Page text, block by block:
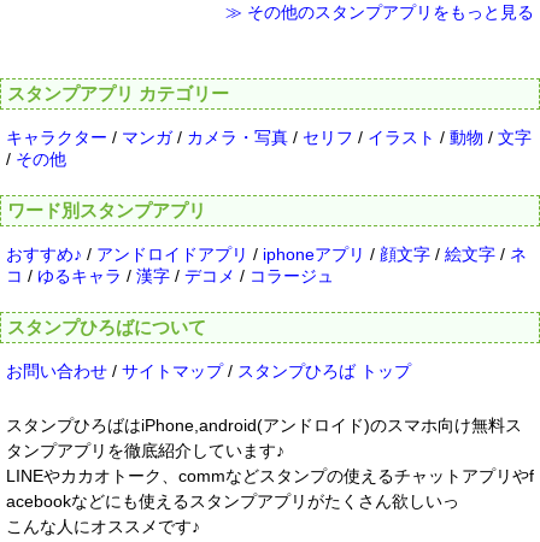
≫ その他のスタンプアプリをもっと見る
スタンプアプリ カテゴリー
キャラクター / マンガ/ カメラ・写真 / セリフ / イラスト / 動物 / 文字
/ その他
ワード別スタンプアプリ
おすすめ♪ / アンドロイドアプリ / iphoneアプリ / 顔文字 / 絵文字 / ネ
コ / ゆるキャラ / 漢字 / デコメ / コラージュ
スタンプひろばについて
お問い合わせ / サイトマップ/ スタンプひろば トップ
スタンプひろばはiPhone,android(アンドロイド)のスマホ向け無料ス
タンプアプリを徹底紹介しています♪
LINEやカカオトーク、commなどスタンプの使えるチャットアプリやf
acebookなどにも使えるスタンプアプリがたくさん欲しいっ
こんな人にオススメです♪